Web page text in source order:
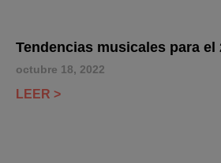
Tendencias musicales para el
octubre 18, 2022
LEER >